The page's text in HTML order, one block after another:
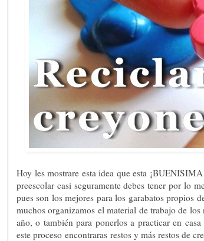
Hoy les mostrare esta idea que esta
preescolar casi seguramente debes tener por lo
pues son los mejores para los garabatos propios
muchos organizamos el material de trabajo de
año, o también para ponerlos a practicar en
este proceso encontraras restos y más restos de